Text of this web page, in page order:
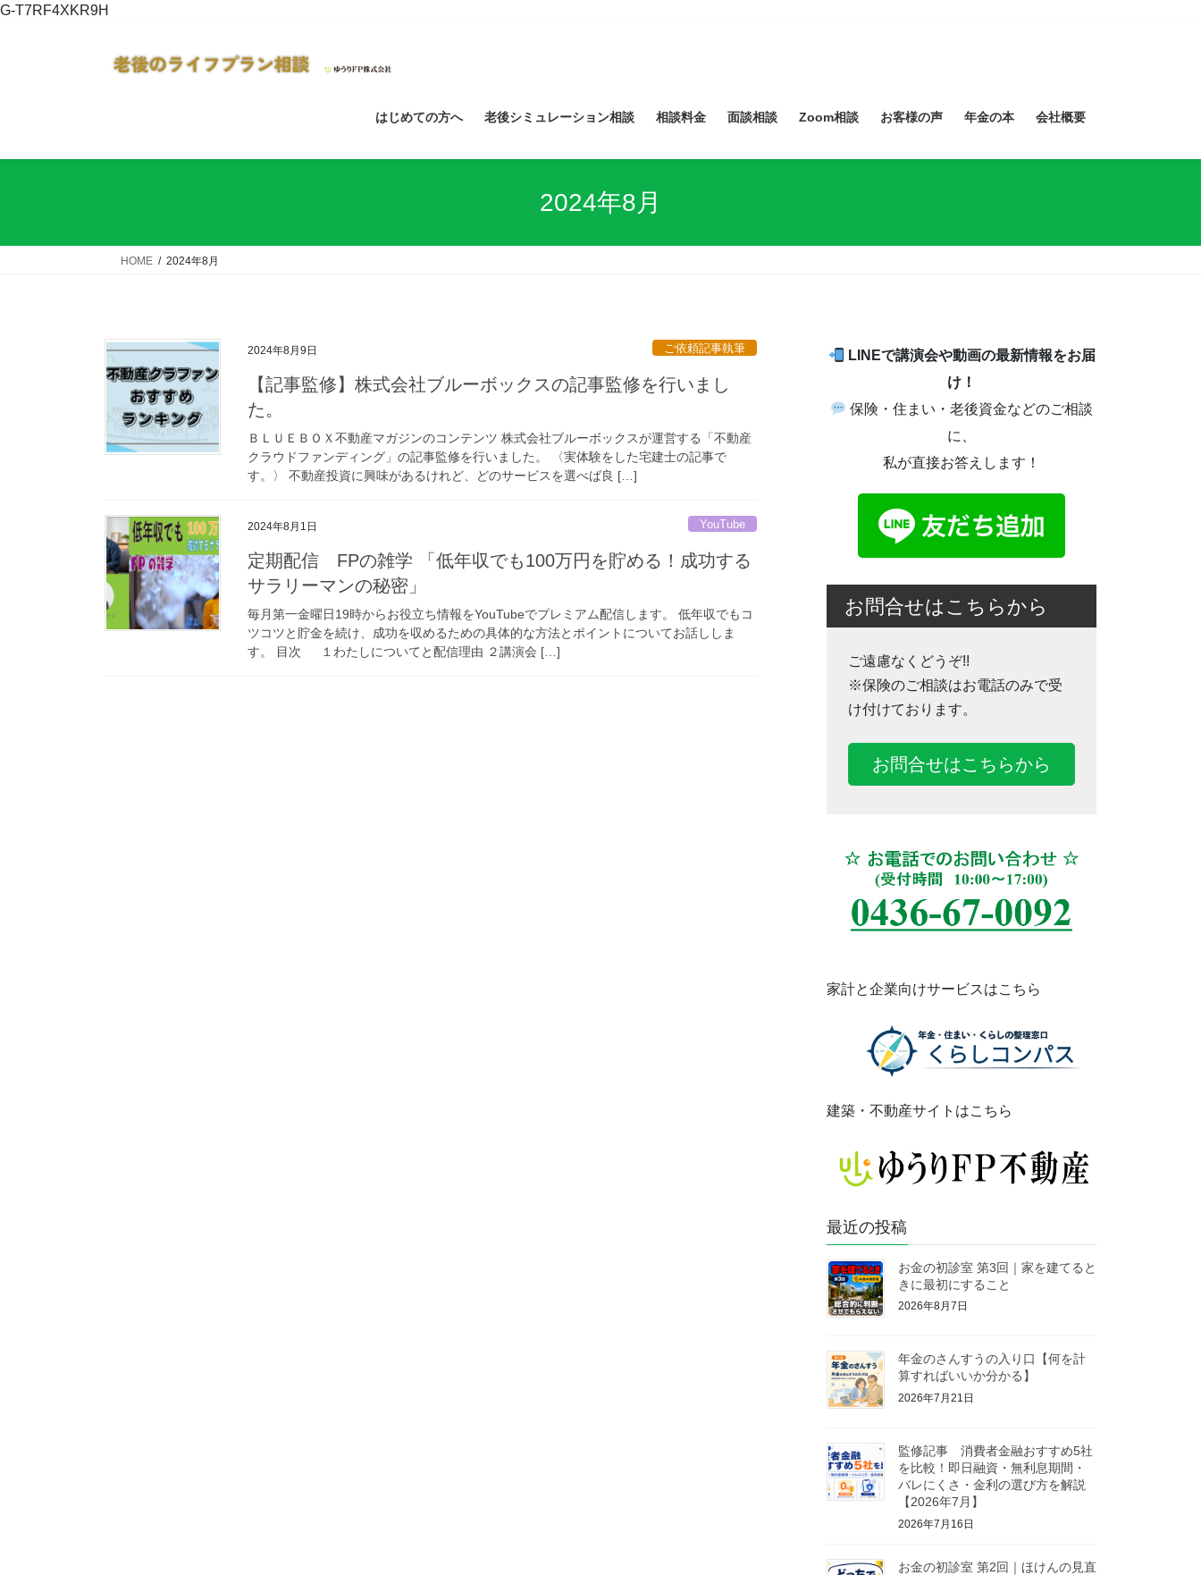
G-T7RF4XKR9H
テ
ン
キ
ゲ
ー
に
はじめての方へ 老後シミュレーション相談 相談料金 面談相談 Zoom相談 お客様の声 年金の本 会社概要
2024年8月
HOME 2024年8月
2024年8月9日 ご依頼記事執筆
【記事監修】株式会社ブルーボックスの記事監修を行いまし
た。
ＢＬＵＥＢＯＸ不動産マガジンのコンテンツ 株式会社ブルーボックスが運営する「不動産
クラウドファンディング」の記事監修を行いました。 〈実体験をした宅建士の記事で
す。〉 不動産投資に興味があるけれど、どのサービスを選べば良 […]
2024年8月1日 YouTube
定期配信 FPの雑学 「低年収でも100万円を貯める！成功する
サラリーマンの秘密」
毎月第一金曜日19時からお役立ち情報をYouTubeでプレミアム配信します。 低年収でもコ
ツコツと貯金を続け、成功を収めるための具体的な方法とポイントについてお話ししま
す。 目次 １わたしについてと配信理由 ２講演会 […]
LINEで講演会や動画の最新情報をお届
け！
保険・住まい・老後資金などのご相談
に、
私が直接お答えします！
お問合せはこちらから
ご遠慮なくどうぞ!!
※保険のご相談はお電話のみで受
け付けております。
お問合せはこちらから
家計と企業向けサービスはこちら
建築・不動産サイトはこちら
最近の投稿
お金の初診室 第3回｜家を建てると
きに最初にすること
2026年8月7日
年金のさんすうの入り口【何を計
算すればいいか分かる】
2026年7月21日
監修記事 消費者金融おすすめ5社
を比較！即日融資・無利息期間・
バレにくさ・金利の選び方を解説
【2026年7月】
2026年7月16日
お金の初診室 第2回｜ほけんの見直